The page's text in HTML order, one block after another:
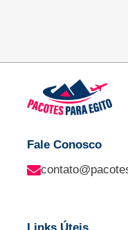
Fale Conosco